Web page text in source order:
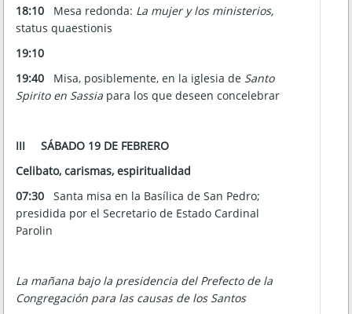
18:10
Mesa redonda: La mujer y los ministerios,
status quaestionis
19:10
19:40
Misa, posiblemente, en la iglesia de Santo
Spirito en Sassia para los que deseen concelebrar
III
SÁBADO 19 DE FEBRERO
Celibato, carismas, espiritualidad
07:30
Santa misa en la Basílica de San Pedro;
presidida por el Secretario de Estado Cardinal
Parolin
La mañana bajo la presidencia del Prefecto de la
Congregación para las causas de los Santos